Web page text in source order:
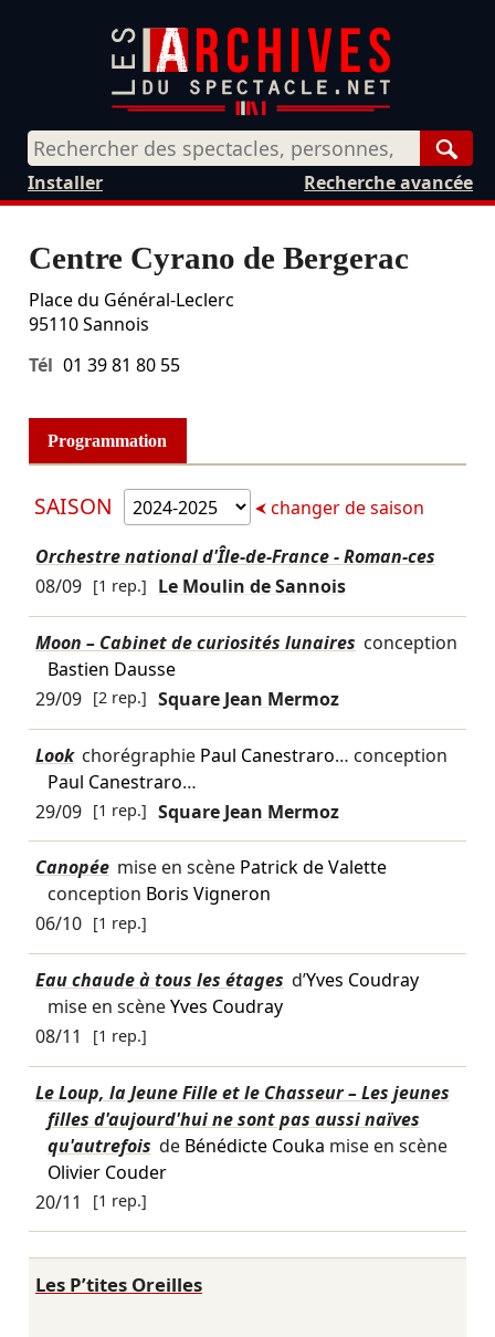
Recherche avancée
Installer
Centre Cyrano de Bergerac
Place du Général-Leclerc
95110 Sannois
Tél 01 39 81 80 55
Programmation
SAISON changer de saison
Orchestre national d'Île-de-France - Roman-ces
08/09 [1 rep.] Le Moulin de Sannois
Moon – Cabinet de curiosités lunaires conception
Bastien Dausse
29/09 [2 rep.] Square Jean Mermoz
Look chorégraphie Paul Canestraro… conception
Paul Canestraro…
29/09 [1 rep.] Square Jean Mermoz
Canopée mise en scène Patrick de Valette
conception Boris Vigneron
06/10 [1 rep.]
Eau chaude à tous les étages d’Yves Coudray
mise en scèneYves Coudray
08/11
[1 rep.]
Le Loup, la Jeune Fille et le Chasseur – Les jeunes
filles d'aujourd'hui ne sont pas aussi naïves
qu'autrefois de Bénédicte Couka mise en scène
Olivier Couder
20/11
[1 rep.]
Les P’tites Oreilles